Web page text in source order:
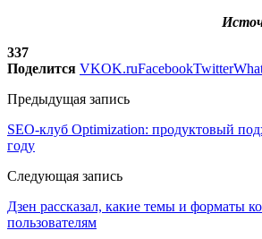
337
Поделится VKOK.ruFacebookTwitter
Предыдущая запись
SEO-клуб Optimization: продуктовый
году
Следующая запись
Дзен рассказал, какие темы и форматы
пользователям